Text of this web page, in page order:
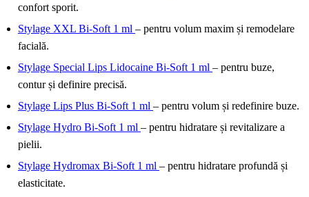
confort sporit.
Stylage XXL Bi-Soft 1 ml – pentru volum maxim și remodelare
facială.
Stylage Special Lips Lidocaine Bi-Soft 1 ml – pentru buze,
contur și definire precisă.
Stylage Lips Plus Bi-Soft 1 ml – pentru volum și redefinire buze.
Stylage Hydro Bi-Soft 1 ml – pentru hidratare și revitalizare a
pielii.
Stylage Hydromax Bi-Soft 1 ml – pentru hidratare profundă și
elasticitate.